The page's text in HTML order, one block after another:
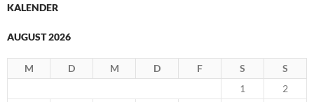
KALENDER
AUGUST 2026
M D M D F S S
1
2